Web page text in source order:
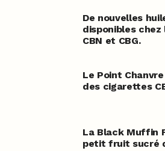
De nouvelles
disponibles chez
CBN et CBG.
Le Point
des cigarettes
La Black Muffin
petit fruit sucré